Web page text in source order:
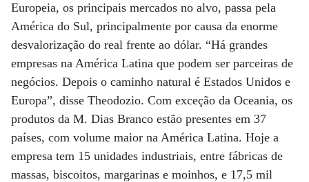
Europeia, os principais mercados no alvo, passa pela
América do Sul, principalmente por causa da enorme
desvalorização do real frente ao dólar. “Há grandes
empresas na América Latina que podem ser parceiras de
negócios. Depois o caminho natural é Estados Unidos e
Europa”, disse Theodozio. Com exceção da Oceania, os
produtos da M. Dias Branco estão presentes em 37
países, com volume maior na América Latina. Hoje a
empresa tem 15 unidades industriais, entre fábricas de
massas, biscoitos, margarinas e moinhos, e 17,5 mil